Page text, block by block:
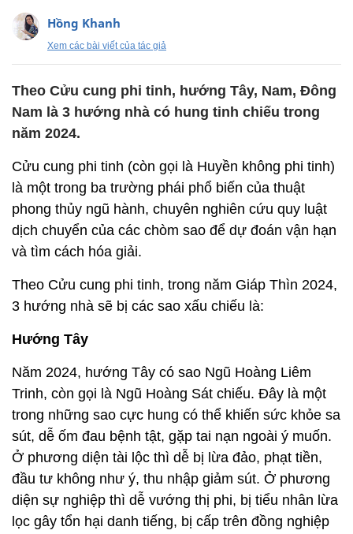
Hồng Khanh
Xem các bài viết của tác giả
Theo Cửu cung phi tinh, hướng Tây, Nam, Đông
Nam là 3 hướng nhà có hung tinh chiếu trong
năm 2024.
Cửu cung phi tinh (còn gọi là Huyền không phi tinh)
là một trong ba trường phái phổ biến của thuật
phong thủy ngũ hành, chuyên nghiên cứu quy luật
dịch chuyển của các chòm sao để dự đoán vận hạn
và tìm cách hóa giải.
Theo Cửu cung phi tinh, trong năm Giáp Thìn 2024,
3 hướng nhà sẽ bị các sao xấu chiếu là:
Hướng Tây
Năm 2024, hướng Tây có sao Ngũ Hoàng Liêm
Trinh, còn gọi là Ngũ Hoàng Sát chiếu. Đây là một
trong những sao cực hung có thể khiến sức khỏe sa
sút, dễ ốm đau bệnh tật, gặp tai nạn ngoài ý muốn.
Ở phương diện tài lộc thì dễ bị lừa đảo, phạt tiền,
đầu tư không như ý, thu nhập giảm sút. Ở phương
diện sự nghiệp thì dễ vướng thị phi, bị tiểu nhân lừa
lọc gây tổn hại danh tiếng, bị cấp trên đồng nghiệp